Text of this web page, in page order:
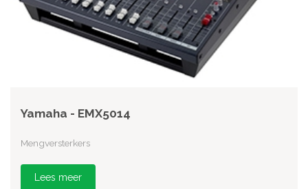
Yamaha - EMX5014
Mengversterkers
Lees meer